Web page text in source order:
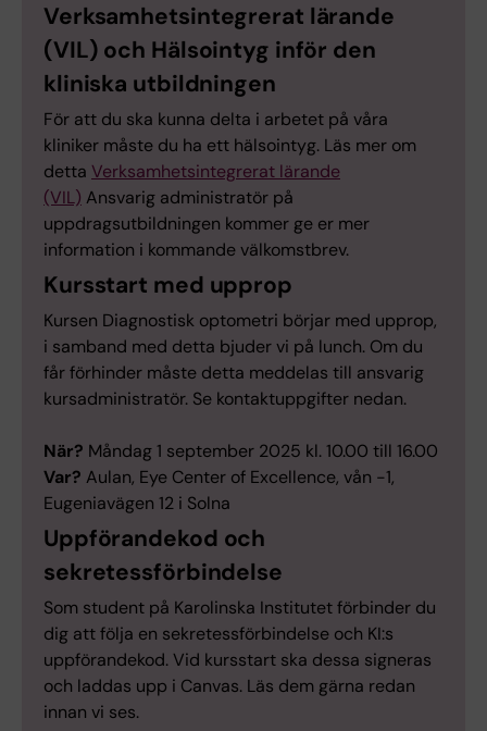
Verksamhetsintegrerat lärande
(VIL) och Hälsointyg inför den
kliniska utbildningen
För att du ska kunna delta i arbetet på våra
kliniker måste du ha ett hälsointyg. Läs mer om
detta Verksamhetsintegrerat lärande
(VIL) Ansvarig administratör på
uppdragsutbildningen kommer ge er mer
information i kommande välkomstbrev.
Kursstart med upprop
Kursen Diagnostisk optometri börjar med upprop,
i samband med detta bjuder vi på lunch. Om du
får förhinder måste detta meddelas till ansvarig
kursadministratör. Se kontaktuppgifter nedan.
När? Måndag 1 september 2025 kl. 10.00 till 16.00
Var? Aulan, Eye Center of Excellence, vån -1,
Eugeniavägen 12 i Solna
Uppförandekod och
sekretessförbindelse
Som student på Karolinska Institutet förbinder du
dig att följa en sekretessförbindelse och KI:s
uppförandekod. Vid kursstart ska dessa signeras
och laddas upp i Canvas. Läs dem gärna redan
innan vi ses.